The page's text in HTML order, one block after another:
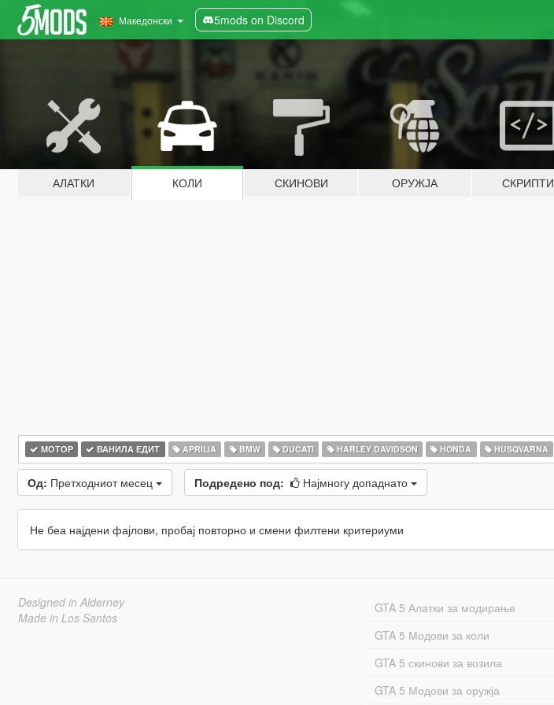
Македонски 5mods on Discord
АЛАТКИ КОЛИ СКИНОВИ ОРУЖЈА СКРИПТИ
МОТОР ВАНИЛА ЕДИТ APRILIA BMW DUCATI HARLEY DAVIDSON HONDA HUSQVARNA
Од: Претходниот месец Подредено под: Најмногу допаднато
Не беа најдени фајлови, пробај повторно и смени филтени критериуми
Designed in Alderney
Made in Los Santos
GTA 5 Алатки за модирање
GTA 5 Модови за коли
GTA 5 скинови за возила
GTA 5 Модови за оружја